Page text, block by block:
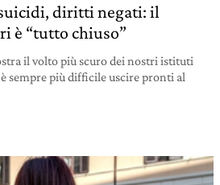
diritti negati: il
è “tutto chiuso”
il volto più scuro dei nostri istituti
sempre più difficile uscire pronti al